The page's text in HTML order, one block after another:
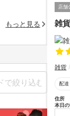
店舗
雑
雑貨
配達
住所
本日
もっと見る